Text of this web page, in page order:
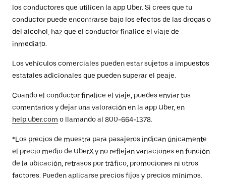
los conductores que utilicen la app Uber. Si crees que tu
conductor puede encontrarse bajo los efectos de las drogas o
del alcohol, haz que el conductor finalice el viaje de
inmediato.
Los vehículos comerciales pueden estar sujetos a impuestos
estatales adicionales que pueden superar el peaje.
Cuando el conductor finalice el viaje, puedes enviar tus
comentarios y dejar una valoración en la app Uber, en
help.uber.com o llamando al 800-664-1378.
*Los precios de muestra para pasajeros indican únicamente
el precio medio de UberX y no reflejan variaciones en función
de la ubicación, retrasos por tráfico, promociones ni otros
factores. Pueden aplicarse precios fijos y precios mínimos.